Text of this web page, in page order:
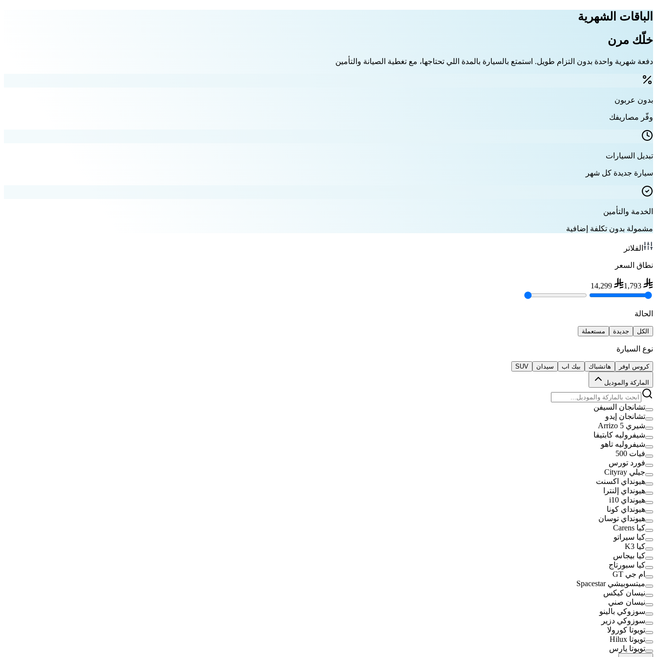
الباقات الشهرية
خلّك مرن
دفعة شهرية واحدة بدون التزام طويل. استمتع بالسيارة بالمدة اللي تحتاجها، مع تغطية الصيانة والتأمين
بدون عربون
وفّر مصاريفك
تبديل السيارات
سيارة جديدة كل شهر
الخدمة والتأمين
مشمولة بدون تكلفة إضافية
الفلاتر
نطاق السعر
1,793
14,299
الحالة
الكل جديدة مستعملة
نوع السيارة
كروس اوفر هاتشباك بيك اب سيدان SUV
الماركة والموديل
تشانجان السيفن
تشانجان إيدو
شيري Arrizo 5
شيفروليه كابتيفا
شيفروليه تاهو
فيات 500
فورد تورس
جيلي Cityray
هيونداي اكسنت
هيونداي إلنترا
هيونداي i10
هيونداي كونا
هيونداي توسان
كيا Carens
كيا سيراتو
كيا K3
كيا بيجاس
كيا سبورتاج
ام جي GT
ميتسوبيشي Spacestar
نيسان كيكس
نيسان صني
سوزوكي بالينو
سوزوكي دزير
تويوتا كورولا
تويوتا Hilux
تويوتا يارس